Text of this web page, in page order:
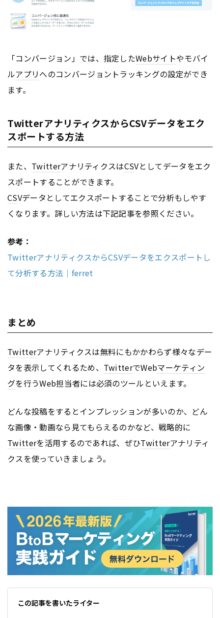
「コンバージョン」では、指定したWebサイトやモバイ
ルアプリへのコンバージョントラッキングの設定ができ
ます。
TwitterアナリティクスからCSVデータをエク
スポートする方法
また、 TwitterアナリティクスはCSVとしてデータをエク
スポートすることができます。
CSVデータとしてエクスポートすることで分析もしやす
くなります。詳しい方法は下記記事を参照ください。
参考：
TwitterアナリティクスからCSVデータをエクスポートし
て分析する方法｜ferret
まとめ
Twitterアナリティクスは無料にもかかわらず様々なデー
タを表示してくれるため、 TwitterでWebマーケティン
グを行うWeb担当者には必須のツールといえます。
どんな投稿をするとインプレッションが多いのか、どん
な画像・動画なら見てもらえるのかなど、戦略的に
Twitterを活用するのであれば、ぜひTwitterアナリティ
クスを使っていきましょう。
この記事を書いたライター